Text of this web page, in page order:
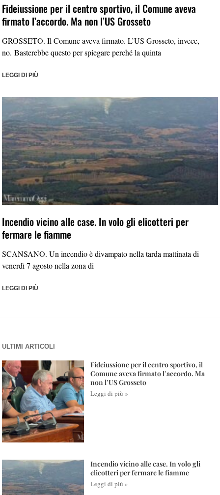
Fideiussione per il centro sportivo, il Comune aveva
firmato l’accordo. Ma non l’US Grosseto
GROSSETO. Il Comune aveva firmato. L’US Grosseto, invece,
no. Basterebbe questo per spiegare perché la quinta
LEGGI DI PIÙ
Incendio vicino alle case. In volo gli elicotteri per
fermare le fiamme
SCANSANO. Un incendio è divampato nella tarda mattinata di
venerdì 7 agosto nella zona di
LEGGI DI PIÙ
ULTIMI ARTICOLI
Fideiussione per il centro sportivo, il
Comune aveva firmato l’accordo. Ma
non l’US Grosseto
Leggi di più »
Incendio vicino alle case. In volo gli
elicotteri per fermare le fiamme
Leggi di più »